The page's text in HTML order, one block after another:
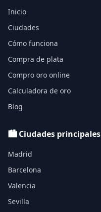
Inicio
Ciudades
Cómo funciona
Compra de plata
Compro oro online
Calculadora de oro
Blog
🏙️ Ciudades principales
Madrid
Barcelona
Valencia
Sevilla